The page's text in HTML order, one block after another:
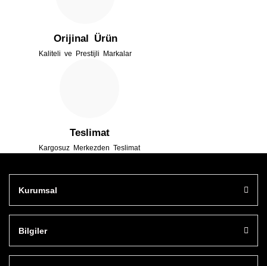
Orijinal Ürün
Kaliteli ve Prestijli Markalar
Teslimat
Kargosuz Merkezden Teslimat
Kurumsal
Bilgiler